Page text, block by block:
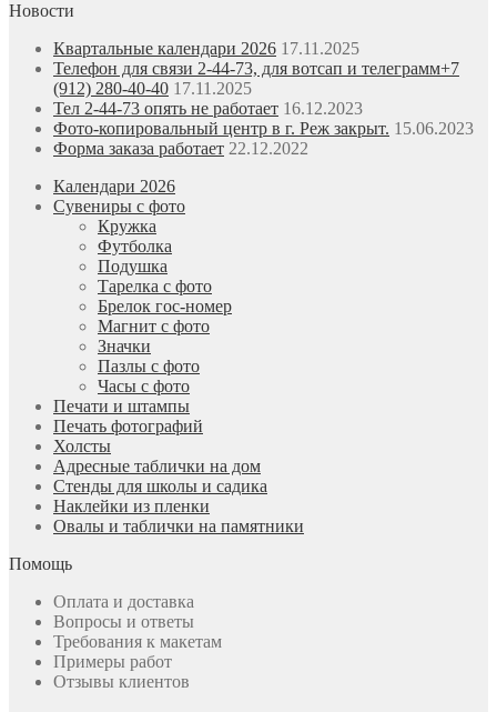
Новости
Квартальные календари 2026 17.11.2025
Телефон для связи 2-44-73, для вотсап и телеграмм+7
(912) 280-40-40 17.11.2025
Тел 2-44-73 опять не работает 16.12.2023
Фото-копировальный центр в г. Реж закрыт. 15.06.2023
Форма заказа работает 22.12.2022
Календари 2026
Сувениры с фото
Кружка
Футболка
Подушка
Тарелка с фото
Брелок гос-номер
Магнит с фото
Значки
Пазлы с фото
Часы с фото
Печати и штампы
Печать фотографий
Холсты
Адресные таблички на дом
Стенды для школы и садика
Наклейки из пленки
Овалы и таблички на памятники
Помощь
Оплата и доставка
Вопросы и ответы
Требования к макетам
Примеры работ
Отзывы клиентов